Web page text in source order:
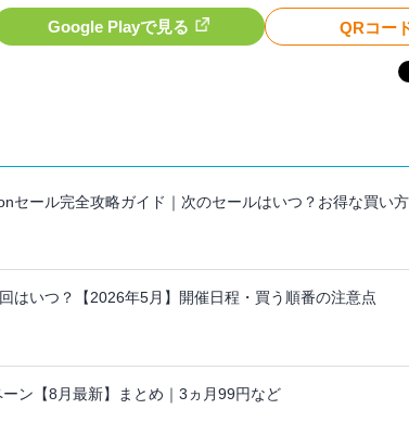
Google Playで見る QRコー
セール完全攻略ガイド｜次のセールはいつ？お得な買い
はいつ？【2026年5月】開催日程・買う順番の注意点
ン【8月最新】まとめ｜3ヵ月99円など